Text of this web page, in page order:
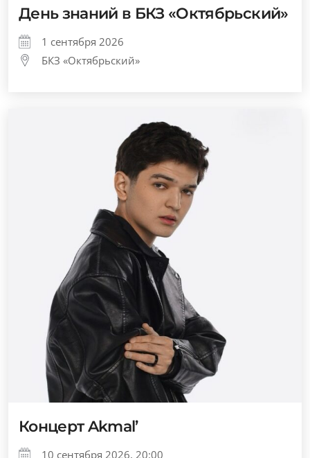
День знаний в БКЗ «Октябрьский»
1 сентября 2026
БКЗ «Октябрьский»
Концерт Akmal’
10 сентября 2026, 20:00